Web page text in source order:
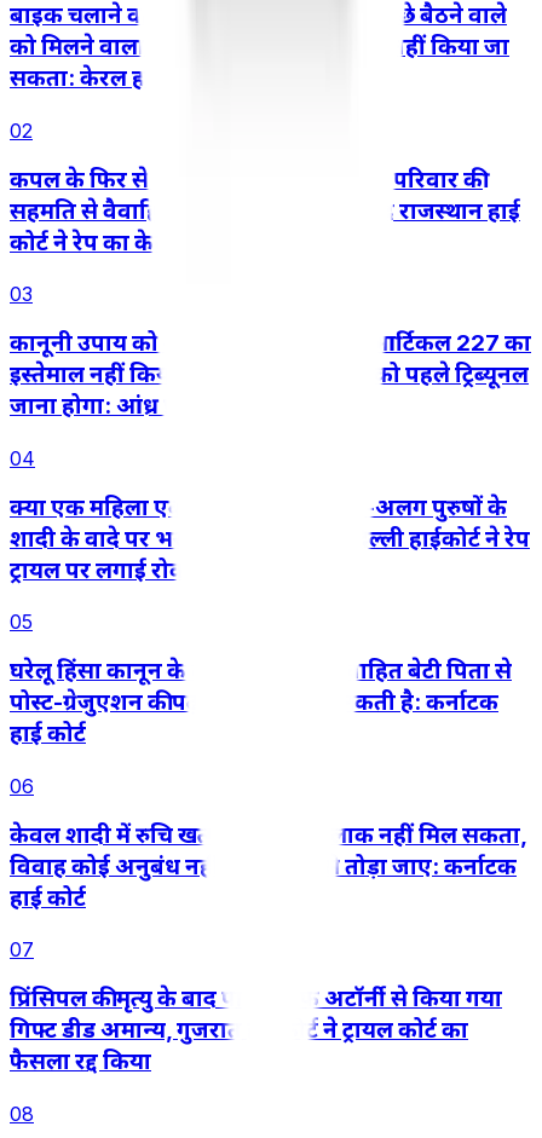
बाइक चलाने वाले की लापरवाही के कारण पीछे बैठने वाले
को मिलने वाला मोटर दुर्घटना मुआवज़ा कम नहीं किया जा
सकता: केरल हाई कोर्ट
02
कपल के फिर से साथ आने, शादी करने और परिवार की
सहमति से वैवाहिक जीवन शुरू करने के बाद राजस्थान हाई
कोर्ट ने रेप का केस रद्द किया
03
कानूनी उपाय को दरकिनार करने के लिए आर्टिकल 227 का
इस्तेमाल नहीं किया जा सकता, तीसरे पक्ष को पहले ट्रिब्यूनल
जाना होगा: आंध्र प्रदेश हाई कोर्ट
04
क्या एक महिला एक ही समय में दो अलग-अलग पुरुषों के
शादी के वादे पर भरोसा कर सकती है? दिल्ली हाईकोर्ट ने रेप
ट्रायल पर लगाई रोक
05
घरेलू हिंसा कानून के तहत बालिग़ अविवाहित बेटी पिता से
पोस्ट-ग्रेजुएशन की पढ़ाई का खर्च मांग सकती है: कर्नाटक
हाई कोर्ट
06
केवल शादी में रुचि खत्म हो जाने से तलाक नहीं मिल सकता,
विवाह कोई अनुबंध नहीं जिसे इच्छा से तोड़ा जाए: कर्नाटक
हाई कोर्ट
07
प्रिंसिपल की मृत्यु के बाद पावर ऑफ अटॉर्नी से किया गया
गिफ्ट डीड अमान्य, गुजरात हाईकोर्ट ने ट्रायल कोर्ट का
फैसला रद्द किया
08